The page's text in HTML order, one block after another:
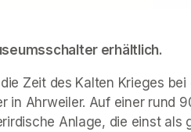
erhältlich.
Zeit des Kalten Krieges
in Ahrweiler. Auf einer rund
Anlage, die einst als